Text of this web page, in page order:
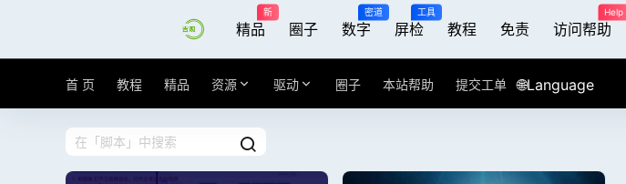
精品
新
圈子 数字
密道
屏检
工具
教程 免责 访问帮助
Help
首 页 教程 精品 资源 驱动 圈子 本站帮助 提交工单 🌐Language